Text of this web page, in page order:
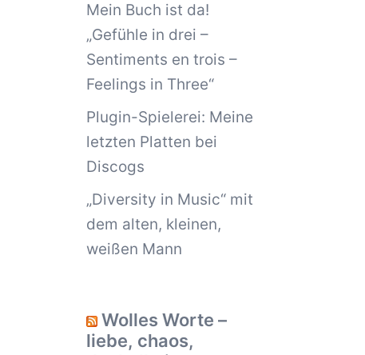
Mein Buch ist da!
„Gefühle in drei –
Sentiments en trois –
Feelings in Three“
Plugin-Spielerei: Meine
letzten Platten bei
Discogs
„Diversity in Music“ mit
dem alten, kleinen,
weißen Mann
Wolles Worte –
liebe, chaos,